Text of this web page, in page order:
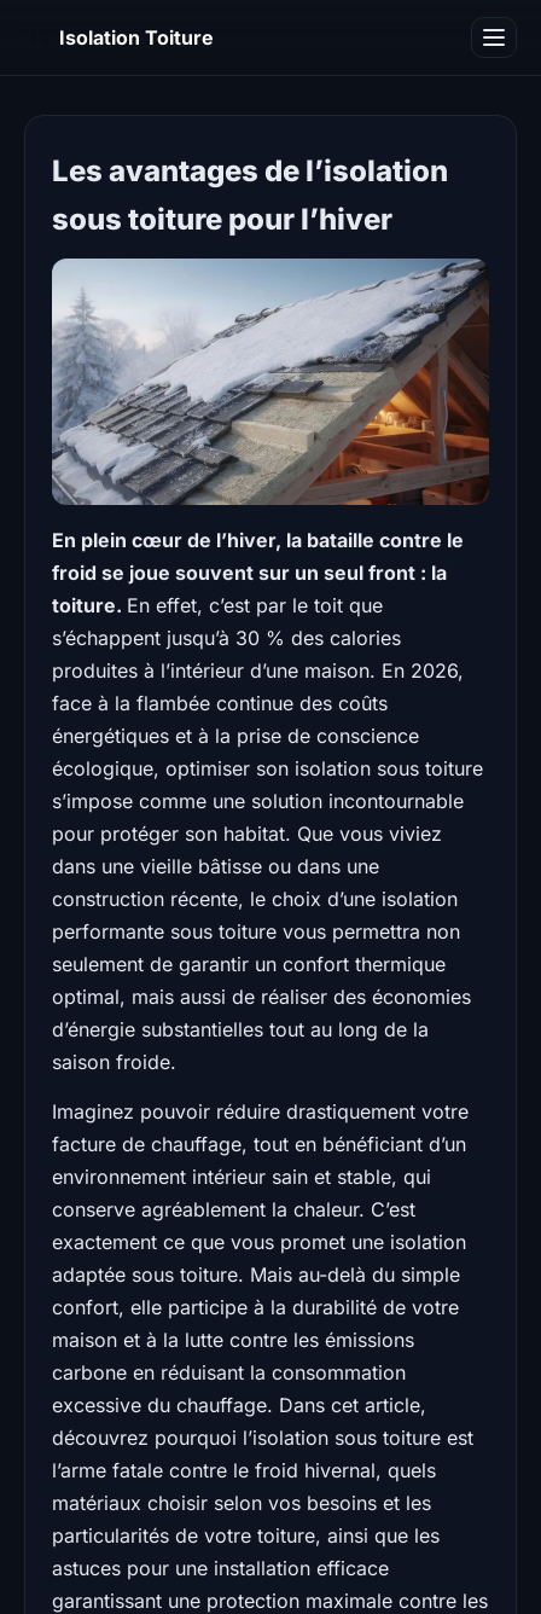
Isolation Toiture
Les avantages de l’isolation
sous toiture pour l’hiver
En plein cœur de l’hiver, la bataille contre le
froid se joue souvent sur un seul front : la
toiture. En effet, c’est par le toit que
s’échappent jusqu’à 30 % des calories
produites à l’intérieur d’une maison. En 2026,
face à la flambée continue des coûts
énergétiques et à la prise de conscience
écologique, optimiser son isolation sous toiture
s’impose comme une solution incontournable
pour protéger son habitat. Que vous viviez
dans une vieille bâtisse ou dans une
construction récente, le choix d’une isolation
performante sous toiture vous permettra non
seulement de garantir un confort thermique
optimal, mais aussi de réaliser des économies
d’énergie substantielles tout au long de la
saison froide.
Imaginez pouvoir réduire drastiquement votre
facture de chauffage, tout en bénéficiant d’un
environnement intérieur sain et stable, qui
conserve agréablement la chaleur. C’est
exactement ce que vous promet une isolation
adaptée sous toiture. Mais au-delà du simple
confort, elle participe à la durabilité de votre
maison et à la lutte contre les émissions
carbone en réduisant la consommation
excessive du chauffage. Dans cet article,
découvrez pourquoi l’isolation sous toiture est
l’arme fatale contre le froid hivernal, quels
matériaux choisir selon vos besoins et les
particularités de votre toiture, ainsi que les
astuces pour une installation efficace
garantissant une protection maximale contre les